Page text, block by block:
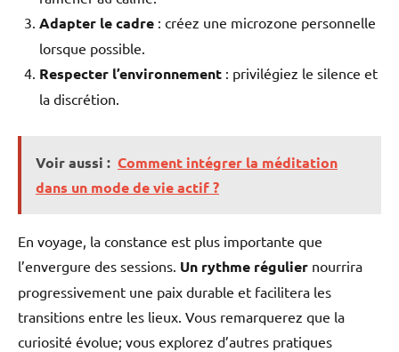
Adapter le cadre : créez une microzone personnelle
lorsque possible.
Respecter l’environnement : privilégiez le silence et
la discrétion.
Voir aussi : Comment intégrer la méditation
dans un mode de vie actif ?
En voyage, la constance est plus importante que
l’envergure des sessions. Un rythme régulier nourrira
progressivement une paix durable et facilitera les
transitions entre les lieux. Vous remarquerez que la
curiosité évolue; vous explorez d’autres pratiques